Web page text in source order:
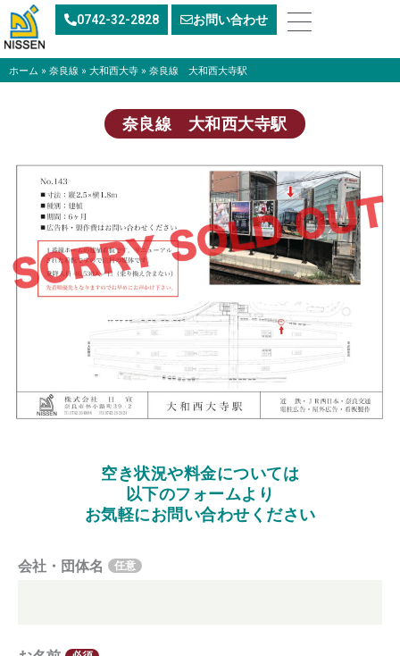
内
容
を
ス
0742-32-2828 お問い合わせ
ホーム » 奈良線 » 大和西大寺 » 奈良線 大和西大寺駅
奈良線 大和西大寺駅
空き状況や料金については
以下のフォームより
お気軽にお問い合わせください
会社・団体名 任意